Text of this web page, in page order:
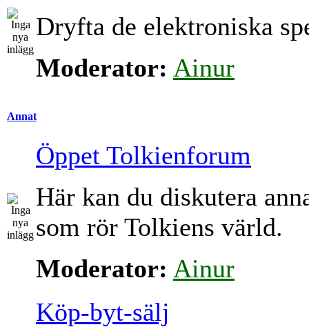
Dryfta de elektroniska
Moderator: Ainur
Annat
Öppet Tolkienforum
Här kan du diskutera
som rör Tolkiens värld.
Moderator: Ainur
Köp-byt-sälj